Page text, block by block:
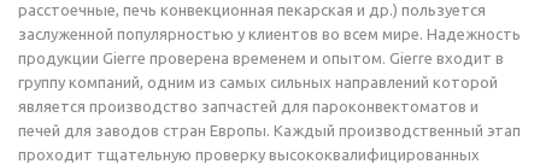
расстоечные, печь конвекционная пекарская и др.) пользуется
заслуженной популярностью у клиентов во всем мире. Надежность
продукции Gierre проверена временем и опытом. Gierre входит в
группу компаний, одним из самых сильных направлений которой
является производство запчастей для пароконвектоматов и
печей для заводов стран Европы. Каждый производственный этап
проходит тщательную проверку высококвалифицированных